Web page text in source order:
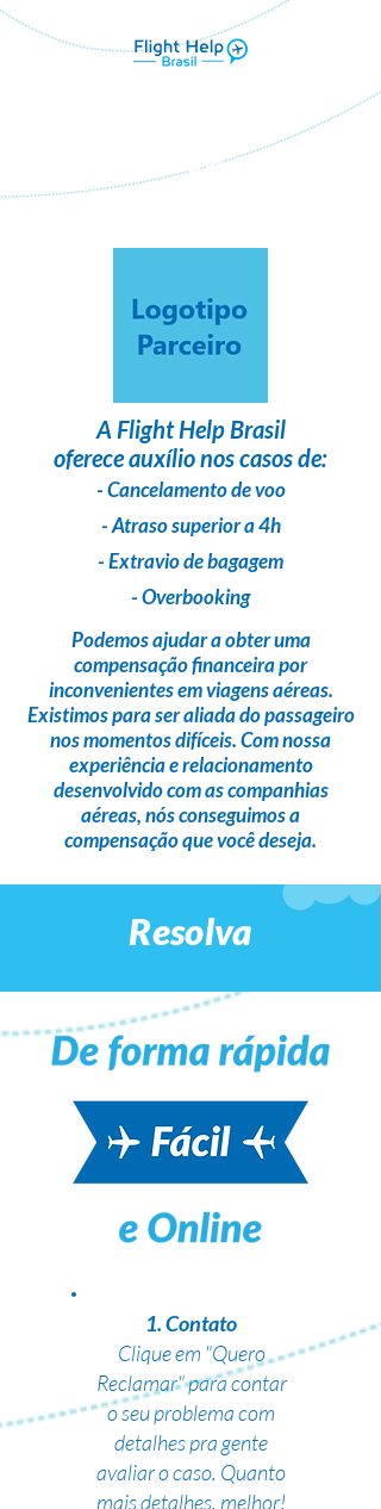
em parceria com
A Flight Help Brasil
oferece auxílio nos casos de:
- Cancelamento de voo
- Atraso superior a 4h
- Extravio de bagagem
- Overbooking
Podemos ajudar a obter uma
compensação financeirapor
inconvenientes em viagens aéreas.
Existimos para seraliada do passageiro
nos momentos difíceis. Com nossa
experiência e relacionamento
desenvolvido com as companhias
aéreas,nós conseguimos a
compensação que você deseja.
Resolva
1. Contato
Clique em "Quero
Reclamar" para contar
o seu problema com
detalhes pra gente
avaliar o caso. Quanto
mais detalhes, melhor!